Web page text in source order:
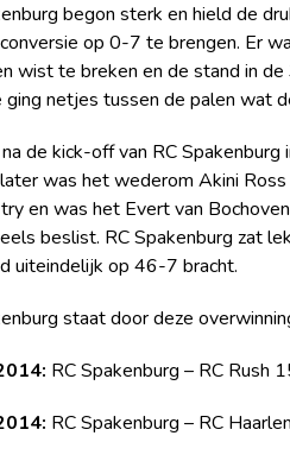
begon sterk en hield de
op 0-7 te brengen. Er
wist te breken en de stand in
ging netjes tussen de palen wat
de kick-off van RC
was het wederom Akini
en was het Evert van
beslist. RC Spakenburg zat
uiteindelijk op 46-7 bracht.
staat door deze
RC Spakenburg – RC Rush
RC Spakenburg – RC